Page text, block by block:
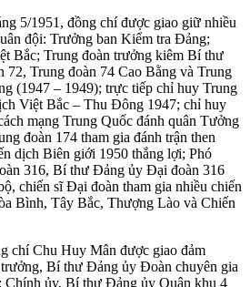
5/1951, đồng chí được giao giữ nhiều
đội: Trưởng ban Kiểm tra Đảng;
Bắc; Trung đoàn trưởng kiêm Bí thư
72, Trung đoàn 74 Cao Bằng và Trung
(1947 – 1949); trực tiếp chỉ huy Trung
Việt Bắc – Thu Đông 1947; chỉ huy
mạng Trung Quốc đánh quân Tưởng
đoàn 174 tham gia đánh trận then
dịch Biên giới 1950 thắng lợi; Phó
316, Bí thư Đảng ủy Ðại đoàn 316
chiến sĩ Đại đoàn tham gia nhiều chiến
Bình, Tây Bắc, Thượng Lào và Chiến
chí Chu Huy Mân được giao đảm
Bí thư Ðảng ủy Ðoàn chuyên gia
Chính ủy, Bí thư Ðảng ủy Quân khu 4